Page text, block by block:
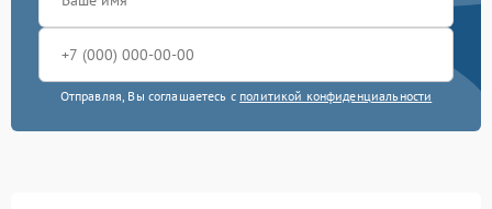
Отправляя, Вы соглашаетесь с политикой конфиденциальности